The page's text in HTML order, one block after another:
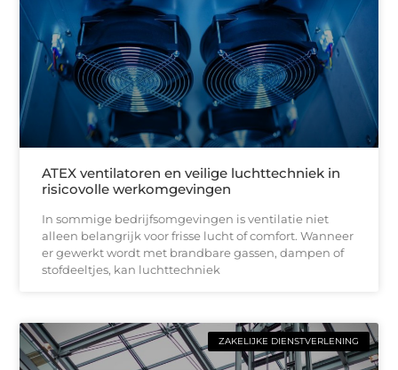
ATEX ventilatoren en veilige luchttechniek in
risicovolle werkomgevingen
In sommige bedrijfsomgevingen is ventilatie niet
alleen belangrijk voor frisse lucht of comfort. Wanneer
er gewerkt wordt met brandbare gassen, dampen of
stofdeeltjes, kan luchttechniek
ZAKELIJKE DIENSTVERLENING